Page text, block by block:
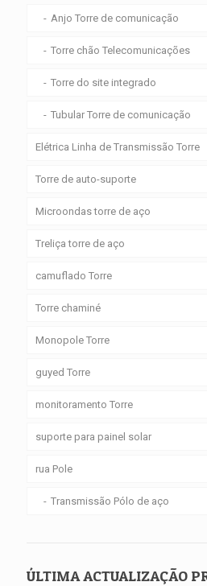
Anjo Torre de comunicação
Torre chão Telecomunicações
Torre do site integrado
Tubular Torre de comunicação
Elétrica Linha de Transmissão Torre
Torre de auto-suporte
Microondas torre de aço
Treliça torre de aço
camuflado Torre
Torre chaminé
Monopole Torre
guyed Torre
monitoramento Torre
suporte para painel solar
rua Pole
Transmissão Pólo de aço
ÚLTIMA ACTUALIZAÇÃO